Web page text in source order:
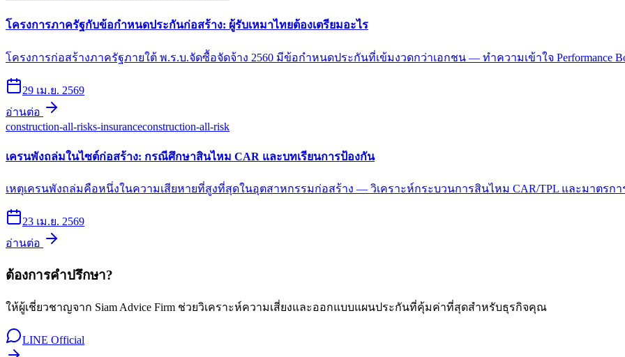
โครงการภาครัฐกับข้อกำหนดประกันก่อสร้าง: ผู้รับเหมาไทยต้องเตรียมอะไร
โครงการก่อสร้างภาครัฐภายใต้ พ.ร.บ.จัดซื้อจัดจ้าง 2560 มีข้อกำหนดประกันที่เข้มงวดกว่าเอกชน — ทำความเข้าใจ Performance
29 เม.ย. 2569
อ่านต่อ
construction-all-risks-insuranceconstruction-all-risk
เครนพังถล่มในไซต์ก่อสร้าง: กรณีศึกษาสินไหม CAR และบทเรียนการป้องกัน
เหตุเครนพังถล่มคือหนึ่งในความเสียหายที่สูงที่สุดในอุตสาหกรรมก่อสร้าง — วิเคราะห์กระบวนการสินไหม CAR/TPL และมาตรก
23 เม.ย. 2569
อ่านต่อ
ต้องการคำปรึกษา?
ให้ผู้เชี่ยวชาญจาก Siam Advice Firm ช่วยวิเคราะห์ความเสี่ยงและออกแบบแผนประกันที่คุ้มค่าที่สุดสำหรับธุรกิจคุณ
LINE Official